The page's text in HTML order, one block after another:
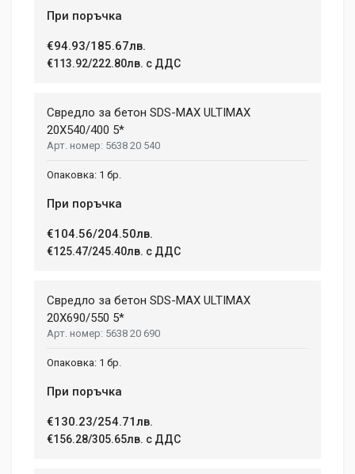
При поръчка
€94.93/185.67лв.
€113.92/222.80лв. с ДДС
Свредло за бетон SDS-MAX ULTIMAX
20X540/400 5*
5638 20 540
1 бр.
При поръчка
€104.56/204.50лв.
€125.47/245.40лв. с ДДС
Свредло за бетон SDS-MAX ULTIMAX
20X690/550 5*
5638 20 690
1 бр.
При поръчка
€130.23/254.71лв.
€156.28/305.65лв. с ДДС